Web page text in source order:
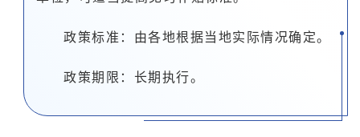
政策标准：由各地根据当地实际情况确定。
政策期限：长期执行。